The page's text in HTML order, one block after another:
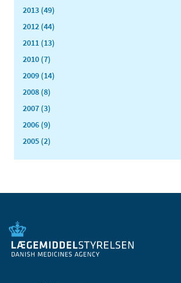
2013 (49)
2012 (44)
2011 (13)
2010 (7)
2009 (14)
2008 (8)
2007 (3)
2006 (9)
2005 (2)